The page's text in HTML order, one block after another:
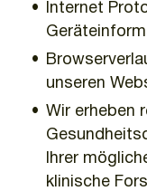
Internet
unseren
Wir erheben
Ihrer
klinische